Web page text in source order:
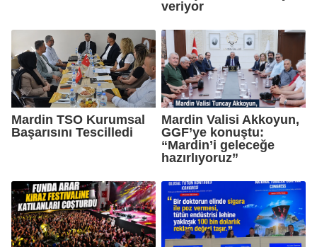
veriyor
Mardin TSO Kurumsal
Başarısını Tescilledi
Mardin Valisi Akkoyun,
GGF’ye konuştu:
“Mardin’i geleceğe
hazırlıyoruz”